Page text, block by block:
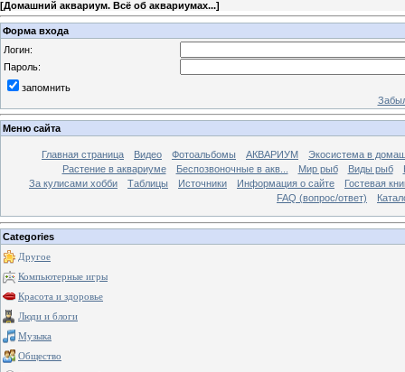
[Домашний аквариум. Всё об аквариумах...]
Форма входа
Логин:
Пароль:
запомнить
Меню сайта
Главная страница Видео Фотоальбомы АКВАРИУМ
Экосистема в
Растение в аквариуме
Беспозвоночные в акв... Мир рыб Виды рыб
За кулисами хобби
Таблицы Источники Информация о сайте
Гостевая
FAQ (вопрос/ответ)
Categories
Другое
Компьютерные игры
Красота и здоровье
Люди и блоги
Музыка
Общество